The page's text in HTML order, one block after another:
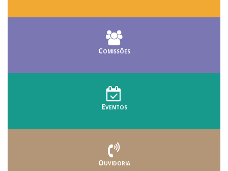
Comissões
Eventos
Ouvidoria